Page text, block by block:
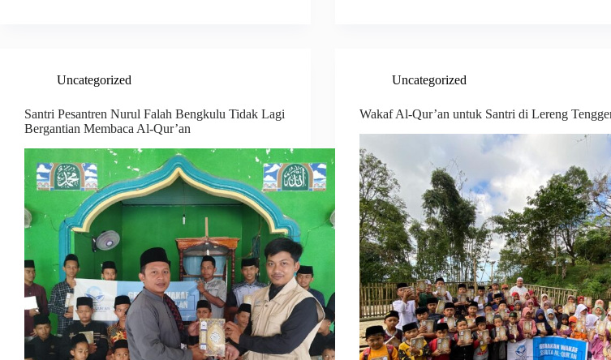
Uncategorized
Santri Pesantren Nurul Falah Bengkulu Tidak Lagi
Bergantian Membaca Al-Qur’an
Uncategorized
Wakaf Al-Qur’an untuk Santri di Lereng